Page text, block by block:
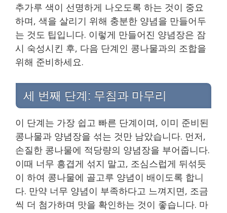
추가루 색이 선명하게 나오도록 하는 것이 중요
하며, 색을 살리기 위해 충분한 양념을 만들어두
는 것도 팁입니다. 이렇게 만들어진 양념장은 잠
시 숙성시킨 후, 다음 단계인 콩나물과의 조합을
위해 준비하세요.
세 번째 단계: 무침과 마무리
이 단계는 가장 쉽고 빠른 단계이며, 이미 준비된
콩나물과 양념장을 섞는 것만 남았습니다. 먼저,
손질한 콩나물에 적당량의 양념장을 부어줍니다.
이때 너무 흥겹게 섞지 말고, 조심스럽게 뒤섞듯
이 하여 콩나물에 골고루 양념이 배이도록 합니
다. 만약 너무 양념이 부족하다고 느껴지면, 조금
씩 더 첨가하며 맛을 확인하는 것이 좋습니다. 마